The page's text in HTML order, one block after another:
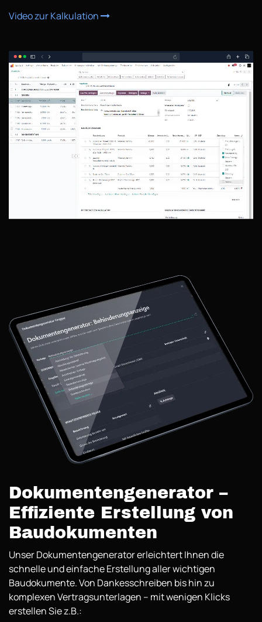
Video zur Kalkulation
Dokumentengenerator –
Effiziente Erstellung von
Baudokumenten
Unser Dokumentengenerator erleichtert Ihnen die
schnelle und einfache Erstellung aller wichtigen
Baudokumente. Von Dankesschreiben bis hin zu
komplexen Vertragsunterlagen – mit wenigen Klicks
erstellen Sie z.B.: